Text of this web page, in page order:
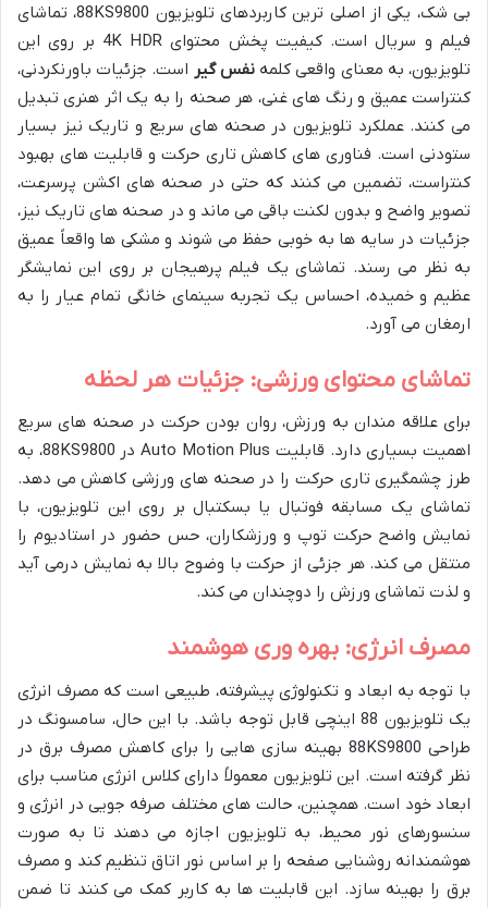
بی شک، یکی از اصلی ترین کاربردهای تلویزیون 88KS9800، تماشای
فیلم و سریال است. کیفیت پخش محتوای 4K HDR بر روی این
تلویزیون، به معنای واقعی کلمهنفس گیر است. جزئیات باورنکردنی،
کنتراست عمیق و رنگ های غنی، هر صحنه را به یک اثر هنری تبدیل
می کنند. عملکرد تلویزیون در صحنه های سریع و تاریک نیز بسیار
ستودنی است. فناوری های کاهش تاری حرکت و قابلیت های بهبود
کنتراست، تضمین می کنند که حتی در صحنه های اکشن پرسرعت،
تصویر واضح و بدون لکنت باقی می ماند و در صحنه های تاریک نیز،
جزئیات در سایه ها به خوبی حفظ می شوند و مشکی ها واقعاً عمیق
به نظر می رسند. تماشای یک فیلم پرهیجان بر روی این نمایشگر
عظیم و خمیده، احساس یک تجربه سینمای خانگی تمام عیار را به
ارمغان می آورد.
تماشای محتوای ورزشی: جزئیات هر لحظه
برای علاقه مندان به ورزش، روان بودن حرکت در صحنه های سریع
اهمیت بسیاری دارد. قابلیت Auto Motion Plus در 88KS9800، به
طرز چشمگیری تاری حرکت را در صحنه های ورزشی کاهش می دهد.
تماشای یک مسابقه فوتبال یا بسکتبال بر روی این تلویزیون، با
نمایش واضح حرکت توپ و ورزشکاران، حس حضور در استادیوم را
منتقل می کند. هر جزئی از حرکت با وضوح بالا به نمایش درمی آید
و لذت تماشای ورزش را دوچندان می کند.
مصرف انرژی: بهره وری هوشمند
با توجه به ابعاد و تکنولوژی پیشرفته، طبیعی است که مصرف انرژی
یک تلویزیون 88 اینچی قابل توجه باشد. با این حال، سامسونگ در
طراحی 88KS9800 بهینه سازی هایی را برای کاهش مصرف برق در
نظر گرفته است. این تلویزیون معمولاً دارای کلاس انرژی مناسب برای
ابعاد خود است. همچنین، حالت های مختلف صرفه جویی در انرژی و
سنسورهای نور محیط، به تلویزیون اجازه می دهند تا به صورت
هوشمندانه روشنایی صفحه را بر اساس نور اتاق تنظیم کند و مصرف
برق را بهینه سازد. این قابلیت ها به کاربر کمک می کنند تا ضمن